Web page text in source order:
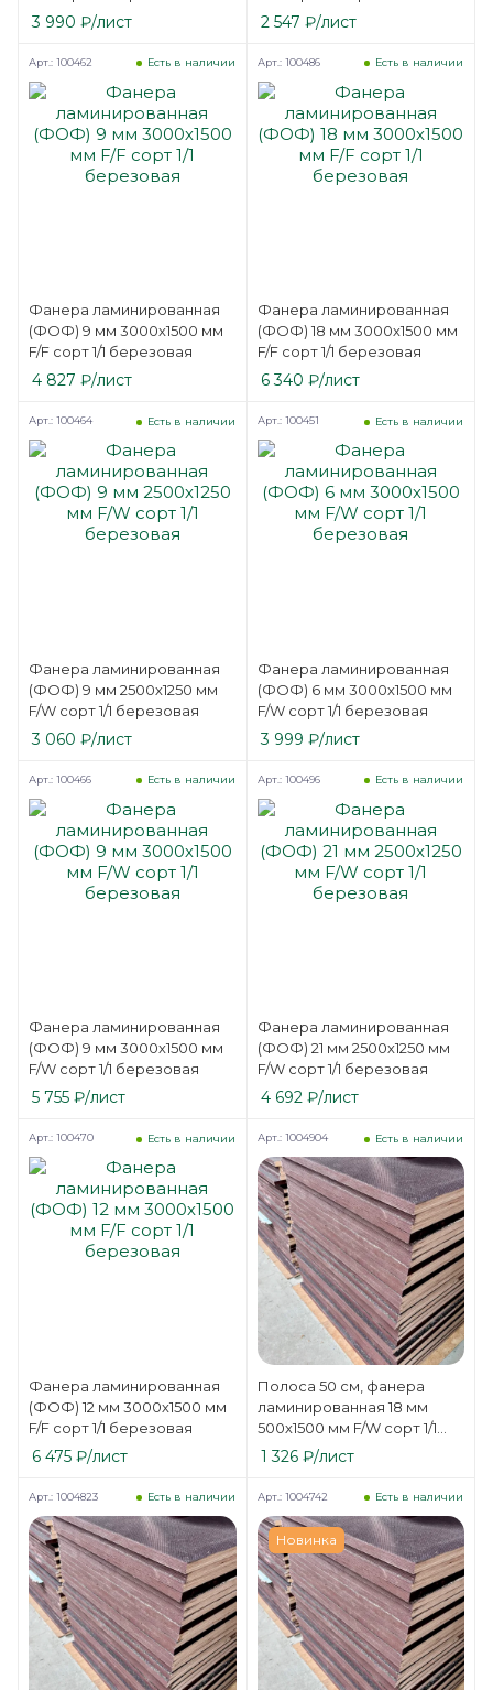
3 990 ₽/лист 2 547 ₽/лист
Фанера ламинированная
(ФОФ) 9 мм 3000х1500 мм
F/F сорт 1/1 березовая
Есть в наличии
Арт.: 100462
4 827 ₽/лист
Фанера ламинированная
(ФОФ) 18 мм 3000х1500 мм
F/F сорт 1/1 березовая
Есть в наличии
Арт.: 100486
6 340 ₽/лист
Фанера ламинированная
(ФОФ) 9 мм 2500х1250 мм
F/W сорт 1/1 березовая
Есть в наличии
Арт.: 100464
3 060 ₽/лист
Фанера ламинированная
(ФОФ) 6 мм 3000х1500 мм
F/W сорт 1/1 березовая
Есть в наличии
Арт.: 100451
3 999 ₽/лист
Фанера ламинированная
(ФОФ) 9 мм 3000х1500 мм
F/W сорт 1/1 березовая
Есть в наличии
Арт.: 100466
5 755 ₽/лист
Фанера ламинированная
(ФОФ) 21 мм 2500х1250 мм
F/W сорт 1/1 березовая
Есть в наличии
Арт.: 100496
4 692₽/лист
Фанера ламинированная
(ФОФ) 12 мм 3000х1500 мм
F/F сорт 1/1 березовая
Есть в наличии
Арт.: 100470
6 475 ₽/лист
Полоса 50 см, фанера
ламинированная 18 мм
500х1500 мм F/W сорт 1/1
березовая
Есть в наличии
Арт.: 1004904
1 326₽/лист
Есть в наличии
Арт.: 1004823
Новинка
Есть в наличии
Арт.: 1004742